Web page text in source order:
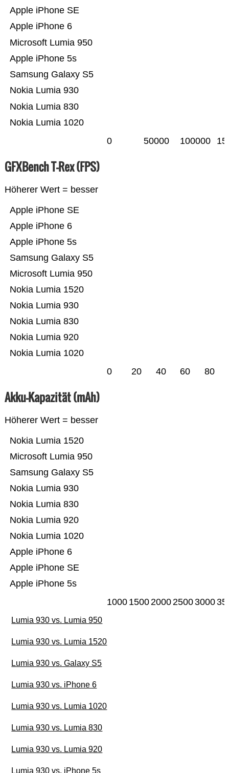
Nokia Lumia 1020
Nokia Lumia 830
Nokia Lumia 930
Samsung Galaxy S5
Apple iPhone 5s
Microsoft Lumia 950
Apple iPhone 6
Apple iPhone SE
0 50000 100000
GFXBench T-Rex (FPS)
Höherer Wert = besser
Nokia Lumia 1020
Nokia Lumia 920
Nokia Lumia 830
Nokia Lumia 930
Nokia Lumia 1520
Microsoft Lumia 950
Samsung Galaxy S5
Apple iPhone 5s
Apple iPhone 6
Apple iPhone SE
0 20 40 60 80
Akku-Kapazität (mAh)
Höherer Wert = besser
Apple iPhone 5s
Apple iPhone SE
Apple iPhone 6
Nokia Lumia 1020
Nokia Lumia 920
Nokia Lumia 830
Nokia Lumia 930
Samsung Galaxy S5
Microsoft Lumia 950
Nokia Lumia 1520
1000 1500200025003000
Lumia 930 vs. Lumia 950
Lumia 930 vs. Lumia 1520
Lumia 930 vs. Galaxy S5
Lumia 930 vs. iPhone 6
Lumia 930 vs. Lumia 1020
Lumia 930 vs. Lumia 830
Lumia 930 vs. Lumia 920
Lumia 930 vs. iPhone 5s